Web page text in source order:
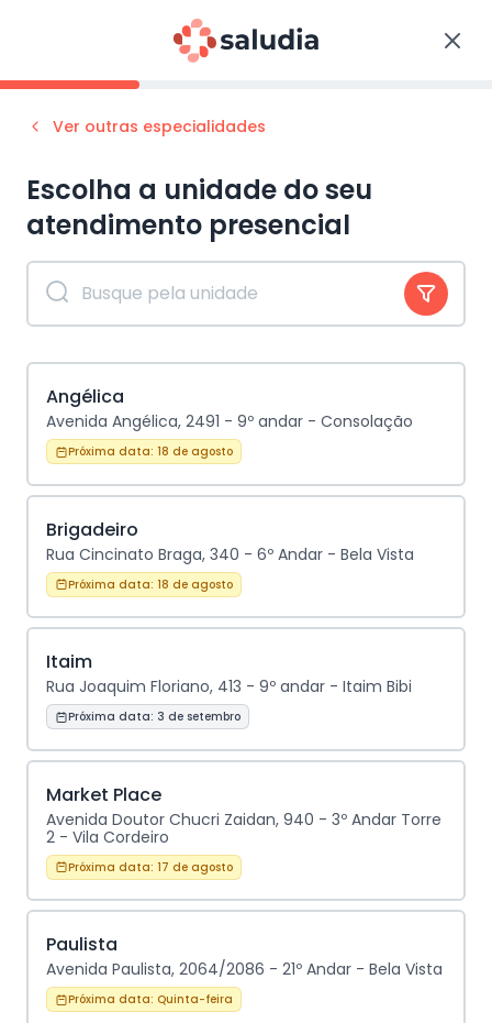
Ver outras especialidades
Escolha a unidade do seu
atendimento presencial
Angélica
Avenida Angélica, 2491 - 9º andar - Consolação
Próxima data: 18 de agosto
Brigadeiro
Rua Cincinato Braga, 340 - 6º Andar - Bela Vista
Próxima data: 18 de agosto
Itaim
Rua Joaquim Floriano, 413 - 9º andar - Itaim Bibi
Próxima data: 3 de setembro
Market Place
Avenida Doutor Chucri Zaidan, 940 - 3º Andar Torre
2 - Vila Cordeiro
Próxima data: 17 de agosto
Paulista
Avenida Paulista, 2064/2086 - 21º Andar - Bela Vista
Próxima data: Quinta-feira